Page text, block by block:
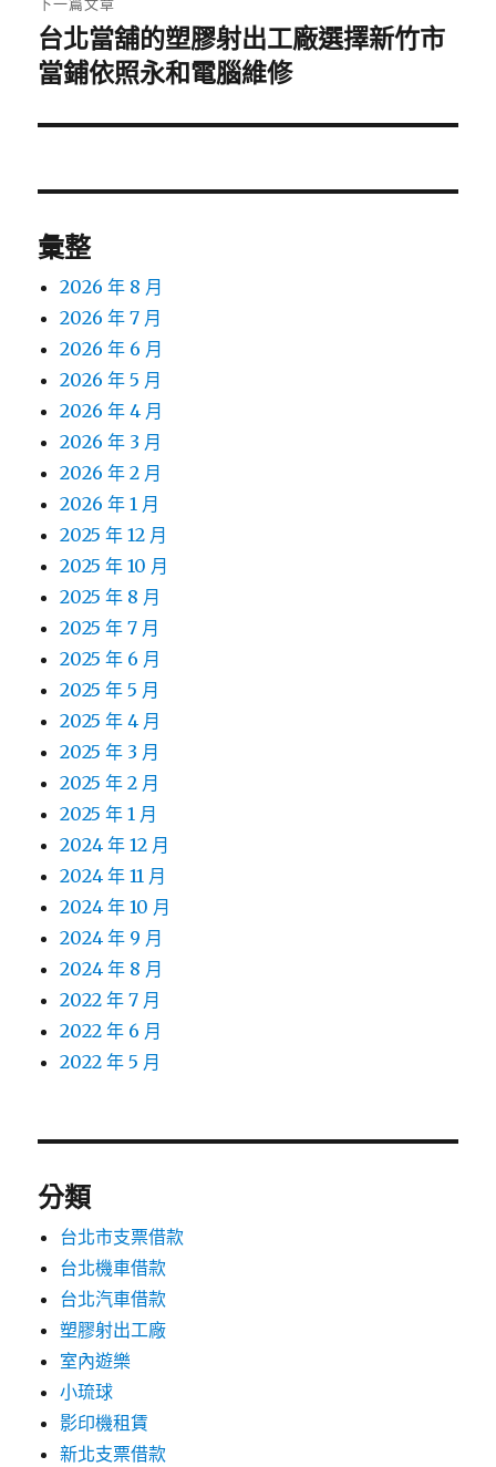
下
一
文
台北當舖的塑膠射出工廠選擇新竹市
當鋪依照永和電腦維修
彙整
2026 年 8 月
2026 年 7 月
2026 年 6 月
2026 年 5 月
2026 年 4 月
2026 年 3 月
2026 年 2 月
2026 年 1 月
2025 年 12 月
2025 年 10 月
2025 年 8 月
2025 年 7 月
2025 年 6 月
2025 年 5 月
2025 年 4 月
2025 年 3 月
2025 年 2 月
2025 年 1 月
2024 年 12 月
2024 年 11 月
2024 年 10 月
2024 年 9 月
2024 年 8 月
2022 年 7 月
2022 年 6 月
2022 年 5 月
分類
台北市支票借款
台北機車借款
台北汽車借款
塑膠射出工廠
室內遊樂
小琉球
影印機租賃
新北支票借款